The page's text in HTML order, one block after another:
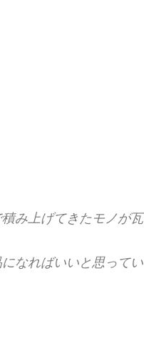
み上げてきたモノが瓦
なればいいと思ってい